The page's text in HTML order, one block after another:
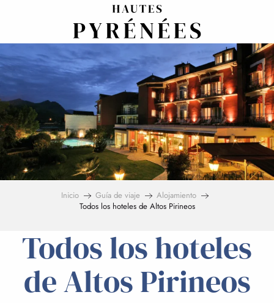
Inicio Guía de viaje
Alojamiento
Todos los hoteles de Altos Pirineos
Todos los hoteles
de Altos Pirineos